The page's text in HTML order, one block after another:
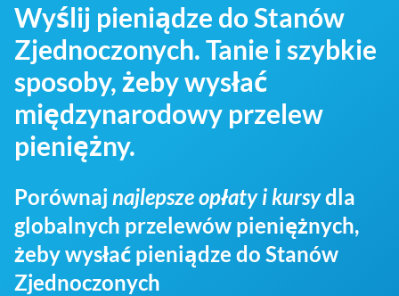
Wyślij pieniądze do Stanów
Zjednoczonych. Tanie i szybkie
sposoby, żeby wysłać
międzynarodowy przelew
pieniężny.
Porównaj najlepsze opłaty i kursydla
globalnych przelewów pieniężnych,
żeby wysłać pieniądze do Stanów
Zjednoczonych